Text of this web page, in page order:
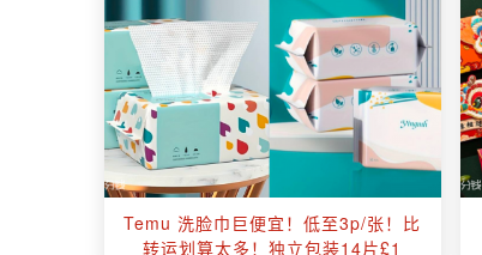
Temu 洗脸巾巨便宜！低至3p/张！比
转运划算太多！独立包装14片£1